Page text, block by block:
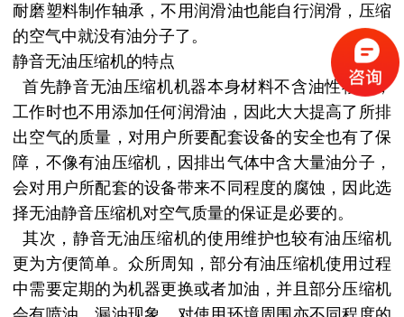
耐磨塑料制作轴承，不用润滑油也能自行润滑，压缩
的空气中就没有油分子了。
静音无油压缩机的特点
首先静音无油压缩机机器本身材料不含油性物质，
工作时也不用添加任何润滑油，因此大大提高了所排
出空气的质量，对用户所要配套设备的安全也有了保
障，不像有油压缩机，因排出气体中含大量油分子，
会对用户所配套的设备带来不同程度的腐蚀，因此选
择无油静音压缩机对空气质量的保证是必要的。
其次，静音无油压缩机的使用维护也较有油压缩机
更为方便简单。众所周知，部分有油压缩机使用过程
中需要定期的为机器更换或者加油，并且部分压缩机